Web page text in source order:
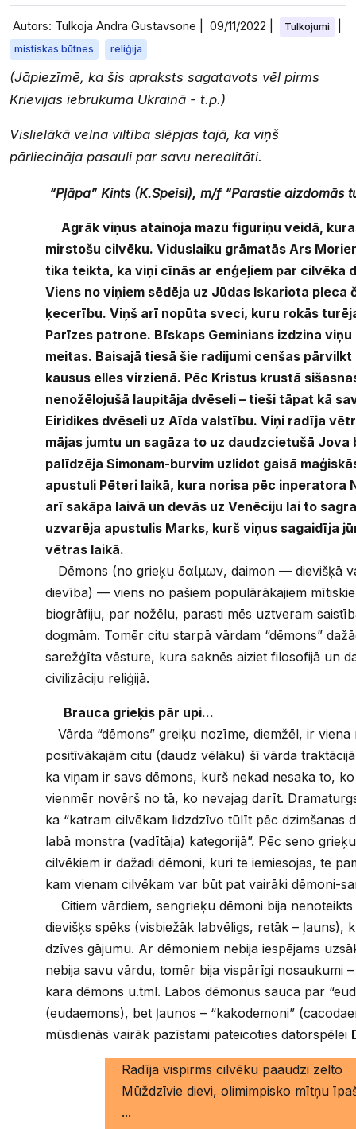
Autors: Tulkoja Andra Gustavsone | 09/11/2022 Tulkojumi
mistiskas būtnes reliģija
(Jāpiezīmē, ka šis apraksts sagatavots vēl pirms
Krievijas iebrukuma Ukrainā - t.p.)
Vislielākā velna viltība slēpjas tajā, ka viņš
pārliecināja pasauli par savu nerealitāti.
“Pļāpa” Kints (K.Speisi), m/f “Parastie aizdomās
Agrāk viņus atainoja mazu figuriņu veidā,
mirstošu cilvēku. Viduslaiku grāmatās Ars
tika teikta, ka viņi cīnās ar enģeļiem par cilvēka
Viens no viņiem sēdēja uz Jūdas Iskariota pleca
ķecerību. Viņš arī nopūta sveci, kuru rokās
Parīzes patrone. Bīskaps Geminians izdzina
meitas. Baisajā tiesā šie radijumi cenšas
kausus elles virzienā. Pēc Kristus krustā
nenožēlojušā laupitāja dvēseli – tieši tāpat kā
Eiridikes dvēseli uz Aīda valstību. Viņi radīja
mājas jumtu un sagāza to uz daudzcietušā Jova
palīdzēja Simonam-burvim uzlidot gaisā
apustuli Pēteri laikā, kura norisa pēc inperatora
arī sakāpa laivā un devās uz Venēciju lai to
uzvarēja apustulis Marks, kurš viņus sagaidīja
vētras laikā.
Dēmons (no grieķu δαίμων, daimon — dievišķā
dievība) — viens no pašiem populārākajiem
biogrāfiju, par nožēlu, parasti mēs uztveram
dogmām. Tomēr citu starpā vārdam “dēmons”
sarežģīta vēsture, kura saknēs aiziet filosofijā un
civilizāciju reliģijā.
Brauca grieķis pār upi...
Vārda “dēmons” greiķu nozīme, diemžēl, ir viena
positīvākajām citu (daudz vēlāku) šī vārda
ka viņam ir savs dēmons, kurš nekad nesaka to,
vienmēr novērš no tā, ko nevajag darīt.
ka “katram cilvēkam lidzdzīvo tūlīt pēc dzimšanas
labā monstra (vadītāja) kategorijā”. Pēc seno
cilvēkiem ir dažadi dēmoni, kuri te iemiesojas, te
kam vienam cilvēkam var būt pat vairāki dēmoni-
Citiem vārdiem, sengrieķu dēmoni bija
dievišķs spēks (visbiežāk labvēligs, retāk – ļauns),
dzīves gājumu. Ar dēmoniem nebija iespējams
nebija savu vārdu, tomēr bija vispārīgi nosaukumi
kara dēmons u.tml. Labos dēmonus sauca par
(eudaemons), bet ļaunos – “kakodemoni”
mūsdienās vairāk pazīstami pateicoties datorspēlei
Radīja vispirms cilvēku paaudzi zelto
Mūždzīvie dievi, olimimpisko mītņu
...